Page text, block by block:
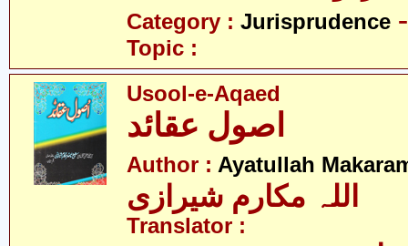
Category : Jurisprudence
Topic :
Usool-e-Aqaed
اصول عقائد
Author : Ayatullah
اللہ مکارم شیرازی
Translator :